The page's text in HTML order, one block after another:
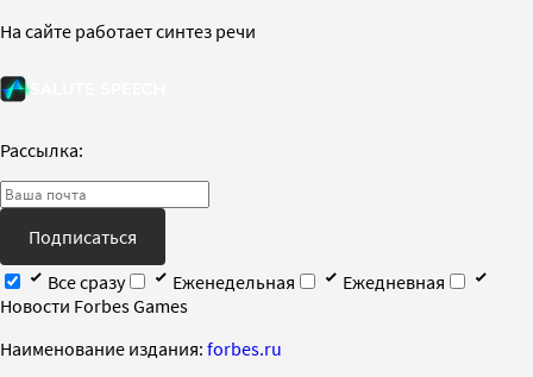
На сайте работает синтез речи
Рассылка:
Подписаться
Все сразу
Еженедельная
Ежедневная
Новости Forbes Games
Наименование издания: forbes.ru